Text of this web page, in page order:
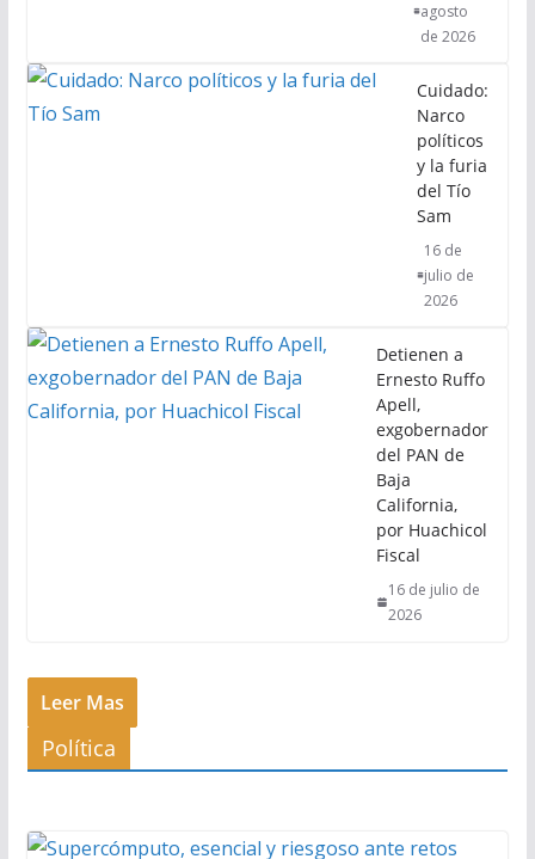
agosto
de 2026
Cuidado:
Narco
políticos
y la furia
del Tío
Sam
16 de
julio de
2026
Detienen a
Ernesto Ruffo
Apell,
exgobernador
del PAN de
Baja
California,
por Huachicol
Fiscal
16 de julio de
2026
Leer Mas
Política